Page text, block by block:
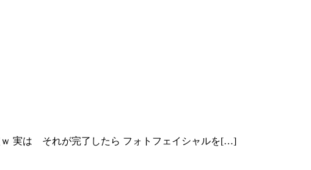
実は それが完了したら フォトフェイシャルを[…]